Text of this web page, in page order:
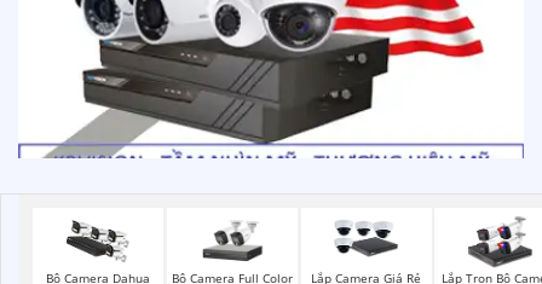
Bộ Camera Dahua
Bộ Camera Full Color
Lắp Camera Giá Rẻ
Lắp Trọn Bộ